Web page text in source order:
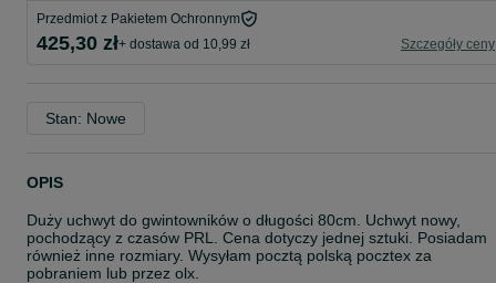
Przedmiot z Pakietem Ochronnym
425,30 zł+ dostawa od 10,99 zł Szczegóły ceny
Stan: Nowe
OPIS
Duży uchwyt do gwintowników o długości 80cm. Uchwyt nowy,
pochodzący z czasów PRL. Cena dotyczy jednej sztuki. Posiadam
również inne rozmiary. Wysyłam pocztą polską pocztex za
pobraniem lub przez olx.